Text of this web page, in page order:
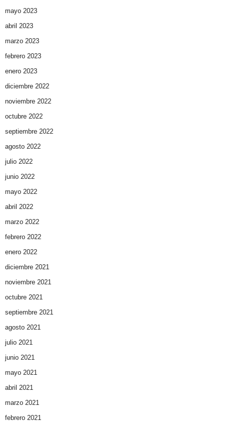
mayo 2023
abril 2023
marzo 2023
febrero 2023
enero 2023
diciembre 2022
noviembre 2022
octubre 2022
septiembre 2022
agosto 2022
julio 2022
junio 2022
mayo 2022
abril 2022
marzo 2022
febrero 2022
enero 2022
diciembre 2021
noviembre 2021
octubre 2021
septiembre 2021
agosto 2021
julio 2021
junio 2021
mayo 2021
abril 2021
marzo 2021
febrero 2021